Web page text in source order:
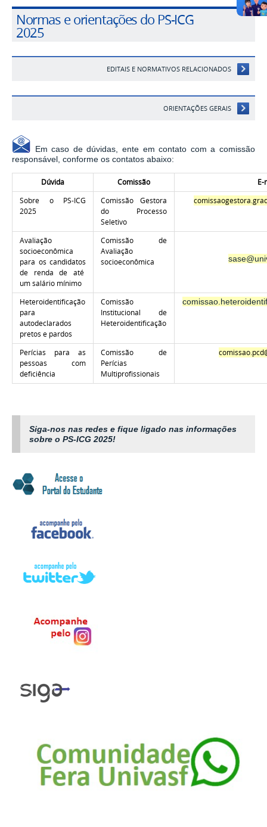
Normas e orientações do PS-ICG
2025
EDITAIS E NORMATIVOS RELACIONADOS
ORIENTAÇÕES GERAIS
Em caso de dúvidas, ente em contato com a comissão
responsável, conforme os contatos abaixo:
Dúvida Comissão
E-
Sobre o PS-ICG
2025
Comissão Gestora
do Processo
Seletivo
Avaliação
socioeconômica
para os candidatos
de renda de até
um salário mínimo
Comissão de
Avaliação
socioeconômica
Heteroidentificação
para
autodeclarados
pretos e pardos
Comissão
Institucional de
Heteroidentificação
Perícias para as
pessoas com
deficiência
Comissão de
Perícias
Multiprofissionais
Siga-nos nas redes e fique ligado nas informações
sobre o PS-ICG 2025!